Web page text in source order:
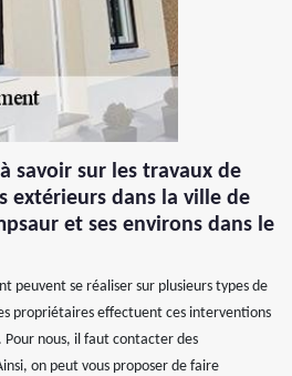
savoir sur les travaux de
extérieurs dans la ville de
et ses environs dans le
peuvent se réaliser sur plusieurs types de
propriétaires effectuent ces interventions
nous, il faut contacter des
on peut vous proposer de faire